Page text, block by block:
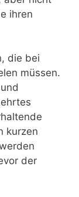
ihren
die bei
müssen.
kurzen
der